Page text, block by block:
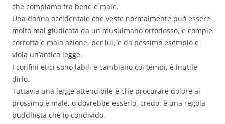
che compiamo tra bene e male.
Una donna occidentale che veste normalmente può essere
molto mal giudicata da un musulmano ortodosso, e compie
corrotta e mala azione, per lui, e da pessimo esempio e
viola un’antica legge.
I confini etici sono labili e cambiano coi tempi, è inutile
dirlo.
Tuttavia una legge attendibile è che procurare dolore al
prossimo è male, o dovrebbe esserlo, credo: è una regola
buddhista che io condivido.